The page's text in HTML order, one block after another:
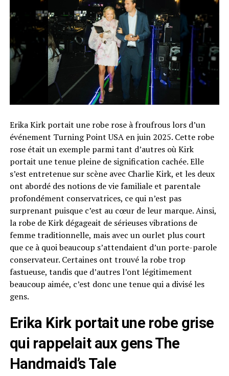
Erika Kirk portait une robe rose à froufrous lors d’un
événement Turning Point USA en juin 2025. Cette robe
rose était un exemple parmi tant d’autres où Kirk
portait une tenue pleine de signification cachée. Elle
s’est entretenue sur scène avec Charlie Kirk, et les deux
ont abordé des notions de vie familiale et parentale
profondément conservatrices, ce qui n’est pas
surprenant puisque c’est au cœur de leur marque. Ainsi,
la robe de Kirk dégageait de sérieuses vibrations de
femme traditionnelle, mais avec un ourlet plus court
que ce à quoi beaucoup s’attendaient d’un porte-parole
conservateur. Certaines ont trouvé la robe trop
fastueuse, tandis que d’autres l’ont légitimement
beaucoup aimée, c’est donc une tenue qui a divisé les
gens.
Erika Kirk portait une robe grise
qui rappelait aux gens The
Handmaid’s Tale